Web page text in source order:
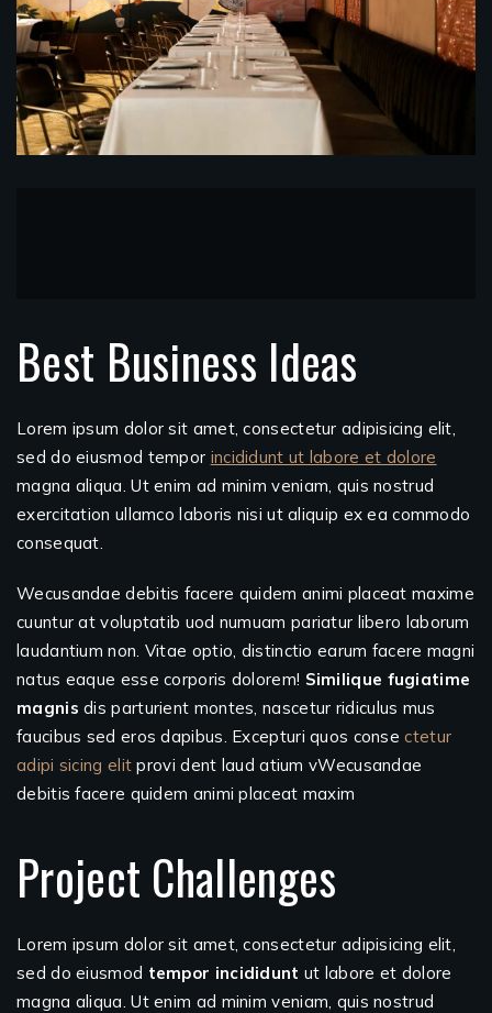
Best Business Ideas
Lorem ipsum dolor sit amet, consectetur adipisicing elit,
sed do eiusmod tempor incididunt ut labore et dolore
magna aliqua. Ut enim ad minim veniam, quis nostrud
exercitation ullamco laboris nisi ut aliquip ex ea commodo
consequat.
Wecusandae debitis facere quidem animi placeat maxime
cuuntur at voluptatib uod numuam pariatur libero laborum
laudantium non. Vitae optio, distinctio earum facere magni
natus eaque esse corporis dolorem! Similique fugiatime
magnis dis parturient montes, nascetur ridiculus mus
faucibus sed eros dapibus. Excepturi quos consectetur
adipi sicing elit provi dent laud atium vWecusandae
debitis facere quidem animi placeat maxim
Project Challenges
Lorem ipsum dolor sit amet, consectetur adipisicing elit,
sed do eiusmod tempor incididunt ut labore et dolore
magna aliqua. Ut enim ad minim veniam, quis nostrud